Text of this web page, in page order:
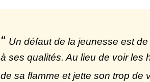
Un défaut de la jeunesse est
à ses qualités. Au lieu de voir les
de sa flamme et jette son trop de